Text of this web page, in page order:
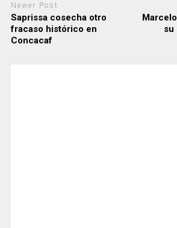
Newer Post
Saprissa cosecha otro
fracaso histórico en
Concacaf
su